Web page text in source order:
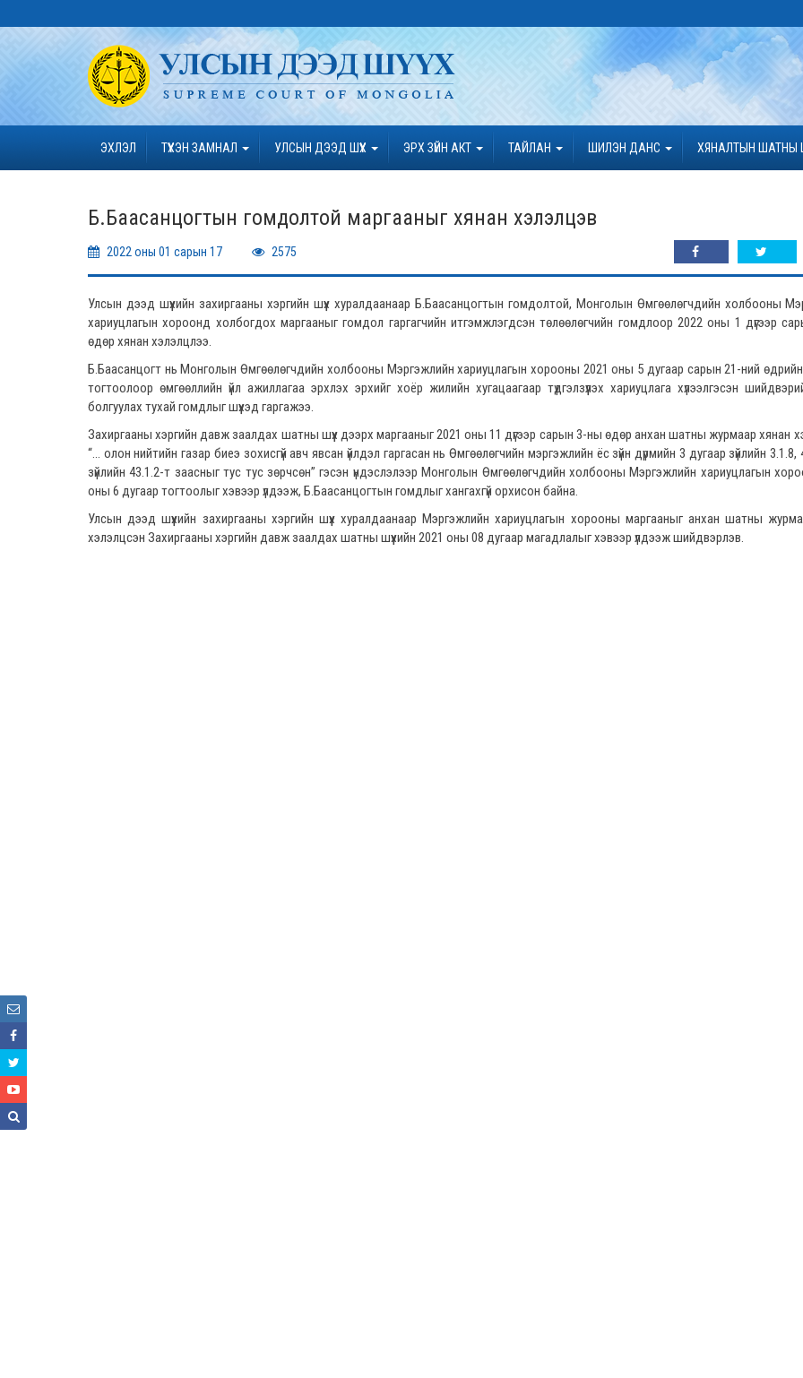
ЭХЛЭЛ ТҮҮХЭН ЗАМНАЛ УЛСЫН ДЭЭД ШҮҮХ ЭРХ ЗҮЙН АКТ ТАЙЛАН ШИЛЭН ДАНС ХЯНАЛТЫН ШАТНЫ
Б.Баасанцогтын гомдолтой маргааныг хянан хэлэлцэв
2022 оны 01 сарын 17 2575
Улсын дээд шүүхийн захиргааны хэргийн шүүх хуралдаанаар Б.Баасанцогтын гомдолтой, Монголын Өмгөөлөгчдийн холбооны
хариуцлагын хороонд холбогдох маргааныг гомдол гаргагчийн итгэмжлэгдсэн төлөөлөгчийн гомдлоор 2022 оны 1 дүгээр
өдөр хянан хэлэлцлээ.
Б.Баасанцогт нь Монголын Өмгөөлөгчдийн холбооны Мэргэжлийн хариуцлагын хорооны 2021 оны 5 дугаар сарын 21-ний
тогтоолоор өмгөөллийн үйл ажиллагаа эрхлэх эрхийг хоёр жилийн хугацаагаар түдгэлзүүлэх хариуцлага хүлээлгэсэн
болгуулах тухай гомдлыг шүүхэд гаргажээ.
Захиргааны хэргийн давж заалдах шатны шүүх дээрх маргааныг 2021 оны 11 дүгээр сарын 3-ны өдөр анхан шатны журмаар хянан
“... олон нийтийн газар биеэ зохисгүй авч явсан үйлдэл гаргасан нь Өмгөөлөгчийн мэргэжлийн ёс зүйн дүрмийн 3 дугаар зүйлийн 3.1.8,
зүйлийн 43.1.2-т заасныг тус тус зөрчсөн” гэсэн үндэслэлээр Монголын Өмгөөлөгчдийн холбооны Мэргэжлийн хариуцлагын
оны 6 дугаар тогтоолыг хэвээр үлдээж, Б.Баасанцогтын гомдлыг хангахгүй орхисон байна.
Улсын дээд шүүхийн захиргааны хэргийн шүүх хуралдаанаар Мэргэжлийн хариуцлагын хорооны маргааныг анхан шатны
хэлэлцсэн Захиргааны хэргийн давж заалдах шатны шүүхийн 2021 оны 08 дугаар магадлалыг хэвээр үлдээж шийдвэрлэв.